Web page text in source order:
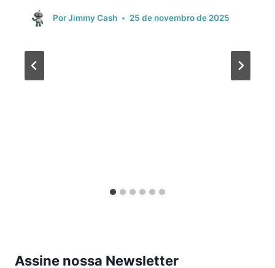
PorJimmy Cash 25 de novembro de 2025
Assine nossa Newsletter